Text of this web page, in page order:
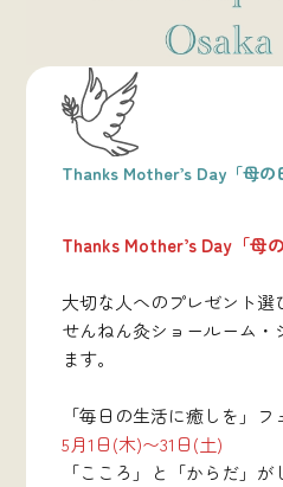
Thanks Mother’s Day「母の
Thanks Mother’s Day「母
大切な人へのプレゼント選
せんねん灸ショールーム・
ます。
「毎日の生活に癒しを」
5月1日(木)〜31日(土)
「こころ」と「からだ」